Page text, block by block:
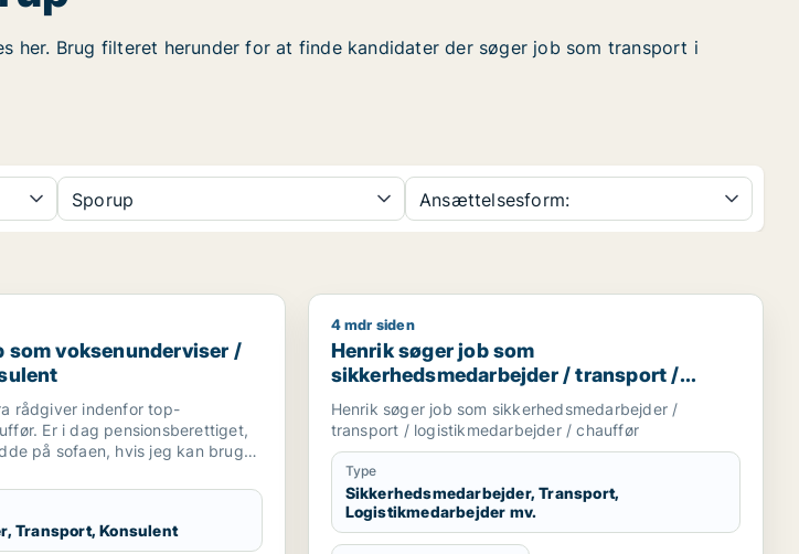
her. Brug filteret herunder for at finde kandidater der søger job som transport i
Sporup Ansættelsesform:
voksenunderviser / transport / konsulent
som voksenunderviser /
rådgiver indenfor top-
Er i dag pensionsberettiget,
på sofaen, hvis jeg kan bruges
Transport, Konsulent
Henrik søger job som sikkerhedsmedarbejder /
4 mdr siden
Henrik søger job som
sikkerhedsmedarbejder / transport /
logistikmedarbejder / chauffør
Henrik søger job som sikkerhedsmedarbejder /
transport / logistikmedarbejder / chauffør
Type
Sikkerhedsmedarbejder, Transport,
Logistikmedarbejder mv.